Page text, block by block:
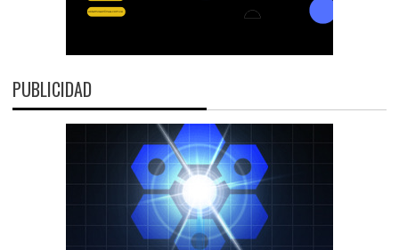
PUBLICIDAD